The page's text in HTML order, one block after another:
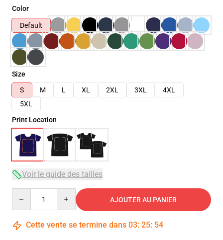
Color
Default
Size
S
M L XL 2XL 3XL
4XL
5XL
Print Location
Voir le guide des tailles
AJOUTER AU PANIER
Cette vente se termine dans 03: 25: 53